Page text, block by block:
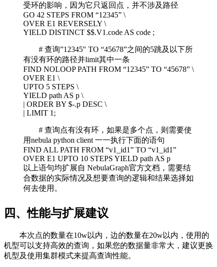
受环的影响，因为它只返回点，并不涉及路径
GO 42 STEPS FROM “12345” \
OVER E1 REVERSELY \
YIELD DISTINCT $$.V1.code AS code ;
# 查询”12345″ TO “45678”之间的5跳及以下所
有没有环的路径并limit其中一条
FIND NOLOOP PATH FROM “12345” TO “45678” \
OVER E1 \
UPTO 5 STEPS \
YIELD path AS p \
| ORDER BY $-.p DESC \
| LIMIT 1;
# 查询点有没有环，如果是多个点，则需要使
用nebula python client 一一执行下面的语句
FIND ALL PATH FROM “v1_id1” TO “v1_id1”
OVER E1 UPTO 10 STEPS YIELD path AS p
以上语句均扩展自 NebulaGraph官方文档，需要结
合数据的实际情况及想要查询的逻辑和结果选择如
何去使用。
四、性能与扩展建议
本次点的数量在10w以内，边的数量在20w以内，使用的
机型可以支持高效的查询，如果您的数据量非常大，建议更换
机型及使用集群模式来提高查询性能。